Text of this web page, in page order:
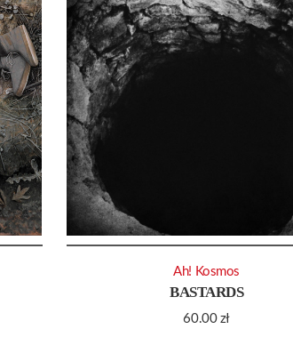
BASTARDS
60.00 zł
Ah! Kosmos